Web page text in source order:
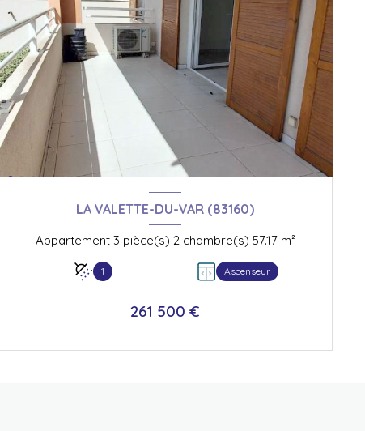
LA VALETTE-DU-VAR (83160)
Appartement 3 pièce(s) 2 chambre(s) 57.17 m²
1 Ascenseur
261 500 €
VOIR LE BIEN